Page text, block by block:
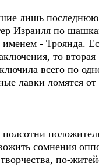
лишь последнюю
Израиля по
именем - Троянда.
то
всего по
лавки ломятся от
сомнения
по-